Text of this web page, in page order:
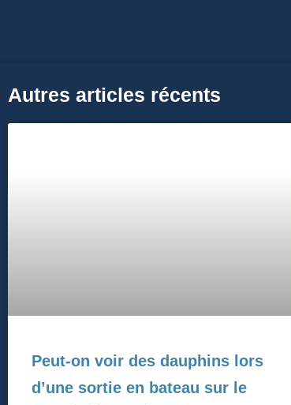
Autres articles récents
Peut-on voir des dauphins lors
d’une sortie en bateau sur le